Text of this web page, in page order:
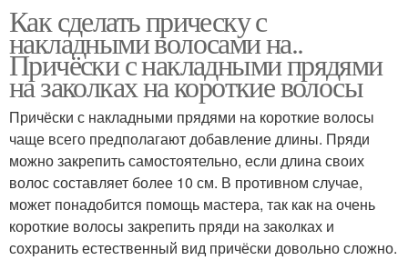
Как сделать прическу с
накладными волосами на..
Причёски с накладными прядями
на заколках на короткие волосы
Причёски с накладными прядями на короткие волосы
чаще всего предполагают добавление длины. Пряди
можно закрепить самостоятельно, если длина своих
волос составляет более 10 см. В противном случае,
может понадобится помощь мастера, так как на очень
короткие волосы закрепить пряди на заколках и
сохранить естественный вид причёски довольно сложно.